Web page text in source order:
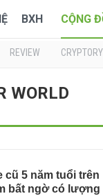
BXH CỘNG
REVIEW CRYPTORY
WORLD
cũ 5 năm tuổi trên
bất ngờ có lượng